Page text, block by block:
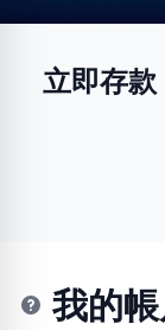
立即存
我的